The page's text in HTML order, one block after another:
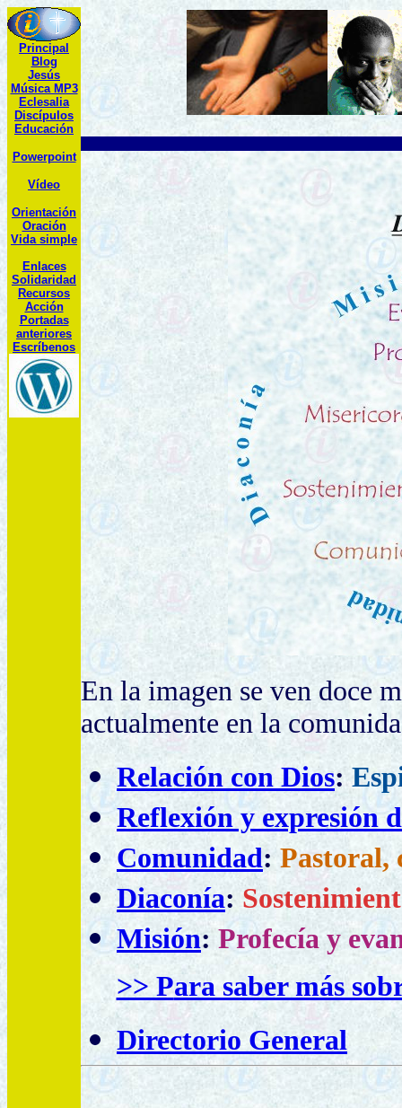
Principal
Blog
Jesús
Música MP3
Eclesalia
Discípulos
Educación
Powerpoint
Vídeo
Orientación
Oración
Vida simple
Enlaces
Solidaridad
Recursos
Acción
Portadas
anteriores
Escríbenos
En la imagen se ven doce
actualmente en la
Relación con Dios:
Reflexión y expresión
Comunidad:Pastoral,
Diaconía:
Misión: Profecía y
>> Para saber más
Directorio General